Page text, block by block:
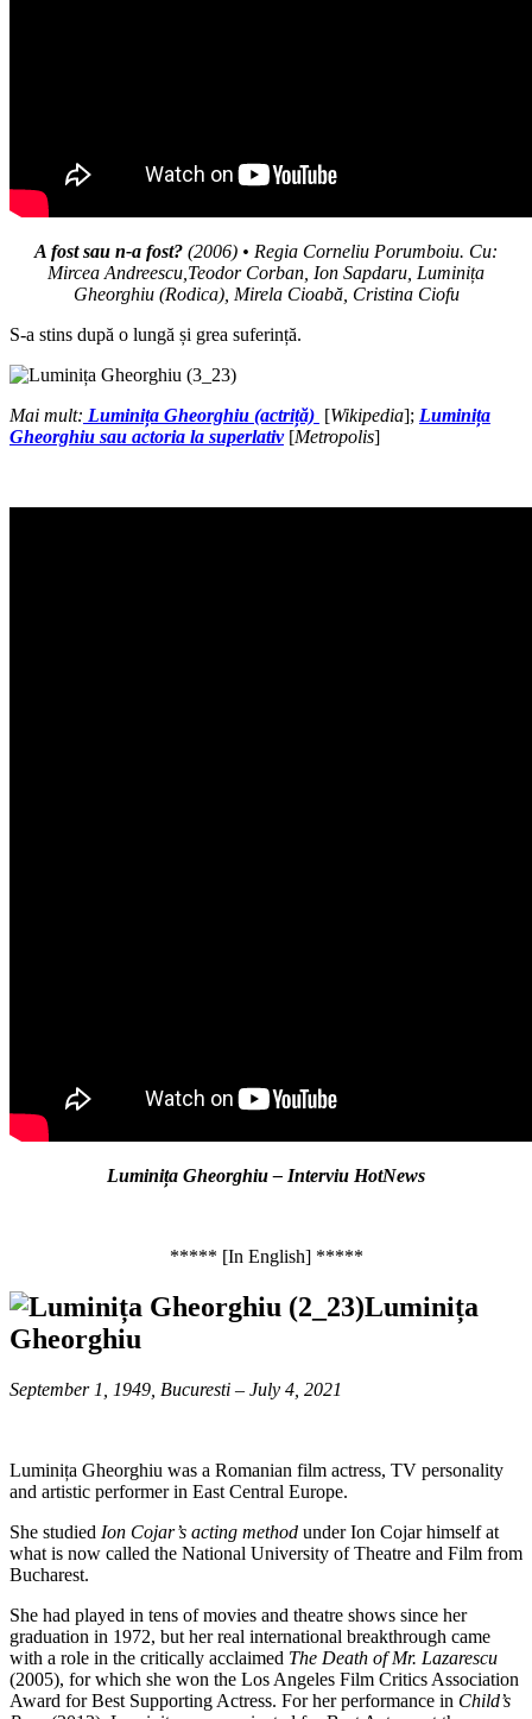
A fost sau n-a fost? (2006) • Regia Corneliu Porumboiu. Cu:
Mircea Andreescu,Teodor Corban, Ion Sapdaru, Luminița
Gheorghiu (Rodica), Mirela Cioabă, Cristina Ciofu
S-a stins după o lungă și grea suferință.
Mai mult: Luminița Gheorghiu (actriță) [Wikipedia]; Luminița
Gheorghiu sau actoria la superlativ[Metropolis]
Luminița Gheorghiu – Interviu HotNews
***** [In English] *****
Luminița
Gheorghiu
September 1, 1949, Bucuresti – July 4, 2021
Luminița Gheorghiu was a Romanian film actress, TV personality
and artistic performer in East Central Europe.
She studied Ion Cojar’s acting method under Ion Cojar himself at
what is now called the National University of Theatre and Film from
Bucharest.
She had played in tens of movies and theatre shows since her
graduation in 1972, but her real international breakthrough came
with a role in the critically acclaimed The Death of Mr. Lazarescu
(2005), for which she won the Los Angeles Film Critics Association
Award for Best Supporting Actress. For her performance in Child’s